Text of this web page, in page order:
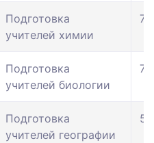
Подготовка
учителей химии
Подготовка
учителей биологии
Подготовка
учителей географии